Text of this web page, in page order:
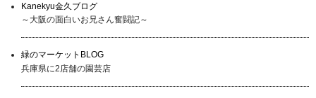
Kanekyu金久ブログ
～大阪の面白いお兄さん奮闘記～
緑のマーケットBLOG
兵庫県に2店舗の園芸店